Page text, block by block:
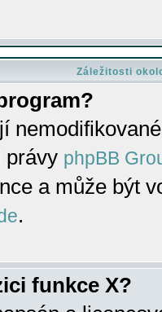
Záležitosti
právy phpBB
a může být
.
funkce X?